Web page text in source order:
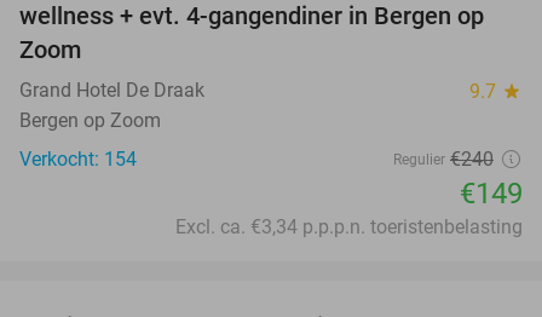
wellness + evt. 4-gangendiner in Bergen op
Zoom
Grand Hotel De Draak 9.7 star
Bergen op Zoom
Verkocht: 154
Regulier €240
€149
Excl. ca. €3,34 p.p.p.n. toeristenbelasting